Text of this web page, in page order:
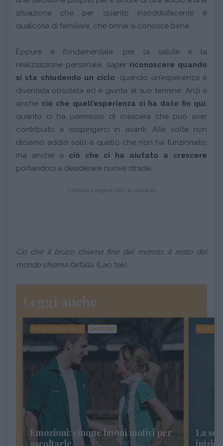
situazione che per quanto insoddisfacente è
qualcosa di familiare, che ormai si conosce bene.
Eppure è fondamentale, per la salute e la
realizzazione personale, saper riconoscere quando
si sta chiudendo un ciclo: quando un’esperienza è
diventata obsoleta ed è giunta al suo termine. Anzi è
anche ciò che quell’esperienza ci ha dato fin qui,
quanto ci ha permesso di crescere che può aver
contribuito a sospingerci in avanti. Alle volte non
diciamo addio solo a quello che non ha funzionato,
ma anche a ciò che ci ha aiutato a crescere
portandoci a desiderare nuove strade…
Ciò che il bruco chiama fine del mondo, il resto del
mondo chiama farfalla. (Lao tse).
Leggi anche
CRESCITA PERSONALE EMOZIONI
Emozioni: cinque buoni motivi per
ascoltarle
La
inizio